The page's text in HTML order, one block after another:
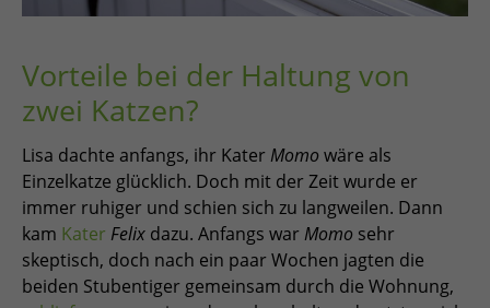
Vorteile bei der Haltung von
zwei Katzen?
Lisa dachte anfangs, ihr Kater Momo wäre als
Einzelkatze glücklich. Doch mit der Zeit wurde er
immer ruhiger und schien sich zu langweilen. Dann
kam Kater Felix dazu. Anfangs war Momo sehr
skeptisch, doch nach ein paar Wochen jagten die
beiden Stubentiger gemeinsam durch die Wohnung,